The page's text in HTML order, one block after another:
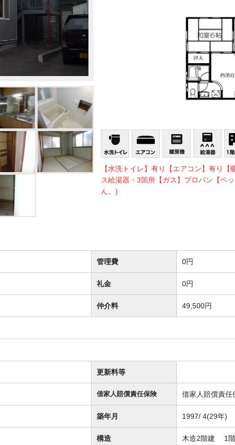
【水洗トイレ】有り【エアコン】有り
ス給湯器・3箇所【ガス】プロパン【ペ
ん。)
管理費 0円
礼金 0円
仲介料 49,500円
更新料等
借家人賠償責任保険 借家人賠償責任
築年月 1997/ 4(29年)
構造 木造2階建 1